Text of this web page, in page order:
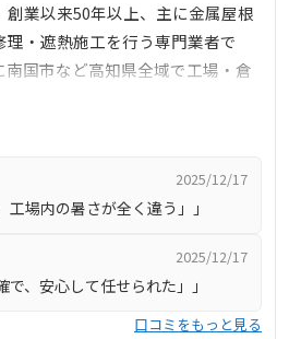
業以来50年以上、主に金属屋根
・遮熱施工を行う専門業者で
国市など高知県全域で工場・倉
広く対応。13000件以上の施工
提供しています。メーカー認
ーン調査・自社製作金物・現場密
場の稼働中施工や耐震、遮熱、省
2025/12/17
工場内の暑さが全く違う」」
2025/12/17
で、安心して任せられた」」
口コミをもっと見る